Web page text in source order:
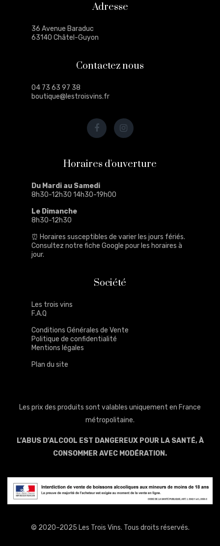
Adresse
36 Avenue Baraduc
63140 Châtel-Guyon
Contactez nous
04 73 63 97 38
boutique@lestroisvins.fr
Horaires d'ouverture
Du Mardi au Samedi
8h30-12h30 14h30-19h00
Le Dimanche
8h30-12h30
⏰ Horaires susceptibles de varier les jours fériés.
Consultez notre fiche Google pour les horaires à
jour.
Société
Les trois vins
F.A.Q
Conditions Générales de Vente
Politique de confidentialité
Mentions légales
Plan du site
Les prix des produits sont valables uniquement en France
métropolitaine.
L’ABUS D’ALCOOL EST DANGEREUX POUR LA SANTÉ, À
CONSOMMER AVEC MODÉRATION.
© 2020–2025 Les Trois Vins. Tous droits réservés.